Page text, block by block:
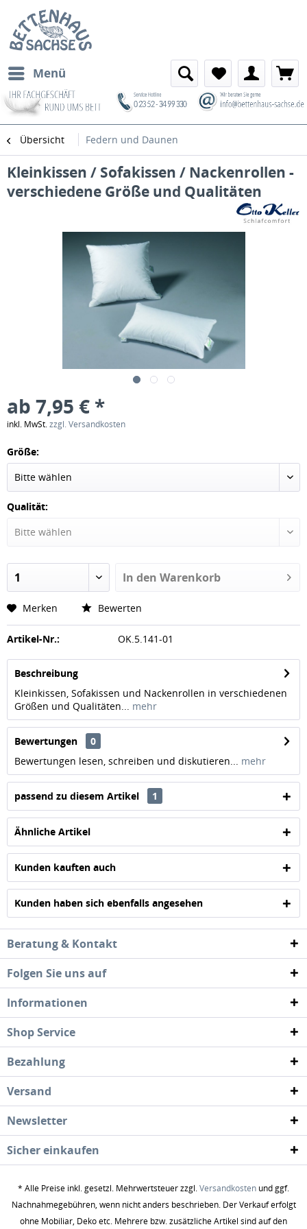
Menü
Übersicht Federn und Daunen
Kleinkissen / Sofakissen / Nackenrollen -
verschiedene Größe und Qualitäten
ab 7,95 € *
inkl. MwSt.zzgl. Versandkosten
Größe:
Qualität:
In den Warenkorb
Merken Bewerten
Artikel-Nr.: OK.5.141-01
Beschreibung
Kleinkissen, Sofakissen und Nackenrollen in verschiedenen
Größen und Qualitäten... mehr
Bewertungen
0
Bewertungen lesen, schreiben und diskutieren... mehr
passend zu diesem Artikel 1
Ähnliche Artikel
Kunden kauften auch
Kunden haben sich ebenfalls angesehen
Beratung & Kontakt
Folgen Sie uns auf
Informationen
Shop Service
Bezahlung
Versand
Newsletter
Sicher einkaufen
* Alle Preise inkl. gesetzl. Mehrwertsteuer zzgl.Versandkosten und ggf.
Nachnahmegebühren, wenn nicht anders beschrieben. Der Verkauf erfolgt
ohne Mobiliar, Deko etc. Mehrere bzw. zusätzliche Artikel sind auf den